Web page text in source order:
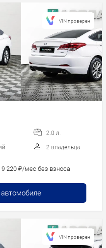
2.0 л.
2 владельца
9 220 ₽/мес без взноса
VIN проверен
VIN проверен